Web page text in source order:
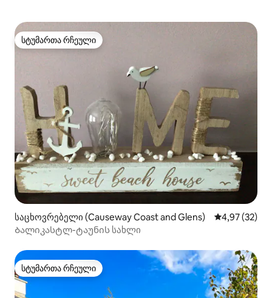
სტუმართა რჩეული
სტუმართა რჩეული
საცხოვრებელი (Causeway Coast and Glens) საშუალო
4,97 (32)
Ბალიკასტლ-ტაუნის სახლი
სტუმართა რჩეული
სტუმართა რჩეული